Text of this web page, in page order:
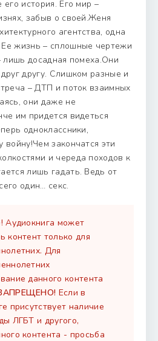
история. Его мир –
забыв о своей.Женя
агентства, одна
жизнь – сплошные чертежи
лишь досадная помеха.Они
другу. Слишком разные и
– ДТП и поток взаимных
они даже не
им придется видеться
одноклассники,
войну!Чем закончатся эти
и череда походов к
лишь гадать. Ведь от
один… секс.
Аудиокнига может
контент только для
Для
данного контента
Если в
присутствует наличие
ЛГБТ и другого,
контента - просьба